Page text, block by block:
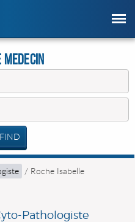
FIND
/ Roche Isabelle
Pathologiste